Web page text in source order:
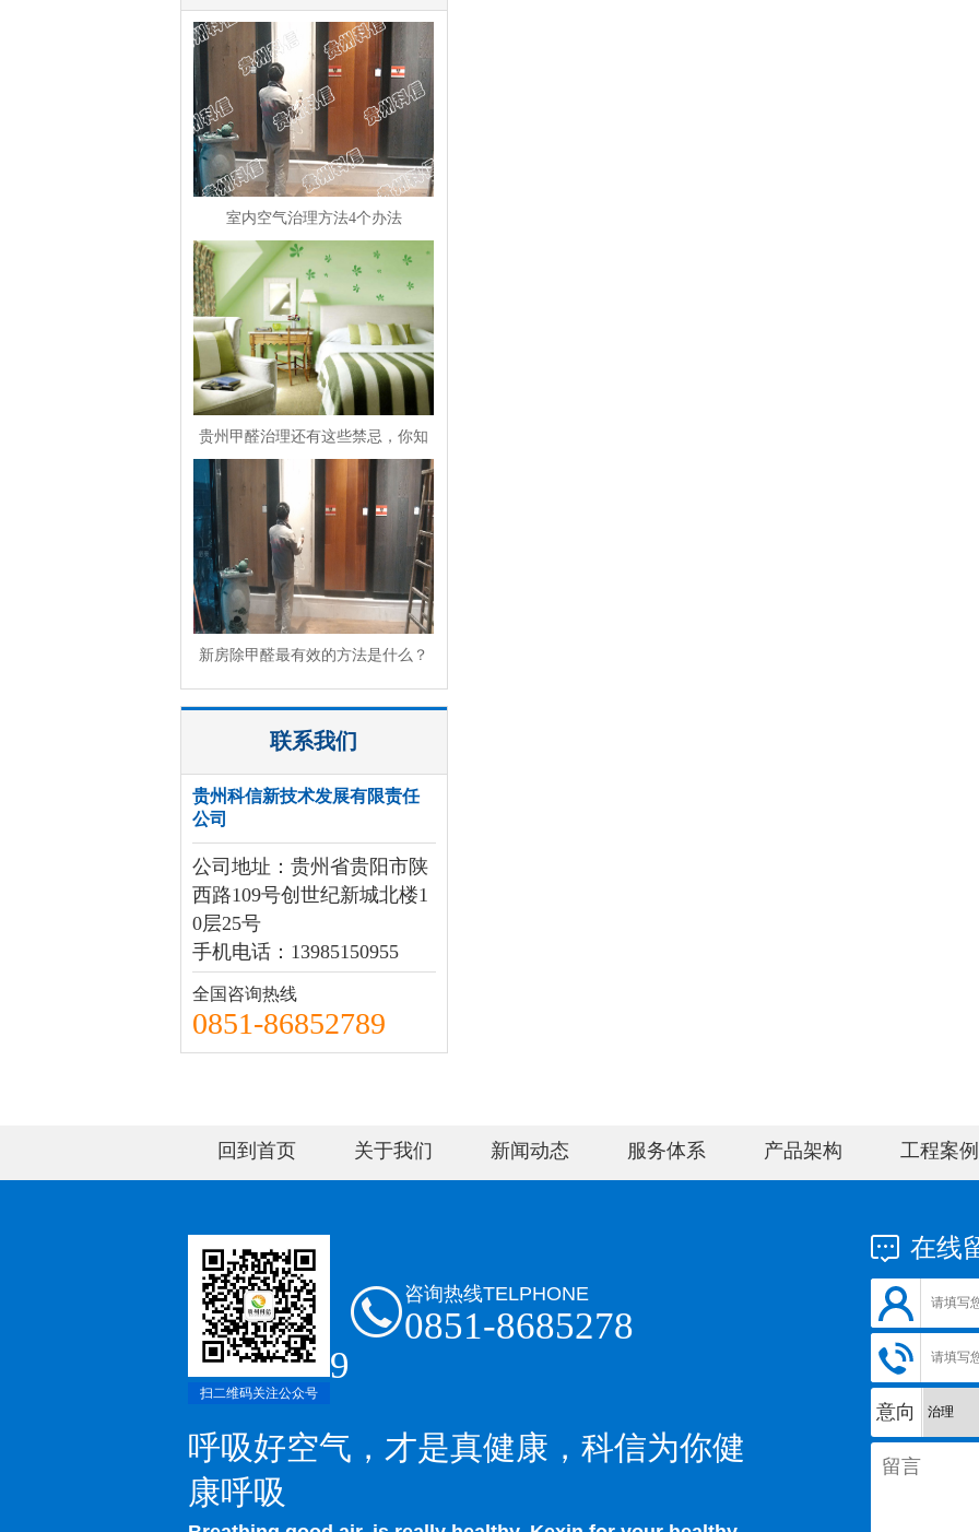
室内空气治理方法4个办法
贵州甲醛治理还有这些禁忌，你知
道吗？
新房除甲醛最有效的方法是什么？
联系我们
贵州科信新技术发展有限责任
公司
公司地址：贵州省贵阳市陕
西路109号创世纪新城北楼1
0层25号
手机电话：13985150955
全国咨询热线
0851-86852789
回到首页 关于我们 新闻动态 服务体系 产品架构 工程案例
扫二维码关注公众号
咨询热线TELPHONE
0851-8685278
9
呼吸好空气，才是真健康，科信为你健
康呼吸
在线
意向